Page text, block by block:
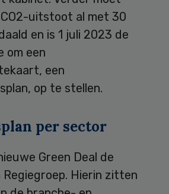
uitstoot al met 30
en is 1 juli 2023 de
om een
een
op te stellen.
per sector
Green Deal de
Hierin zitten